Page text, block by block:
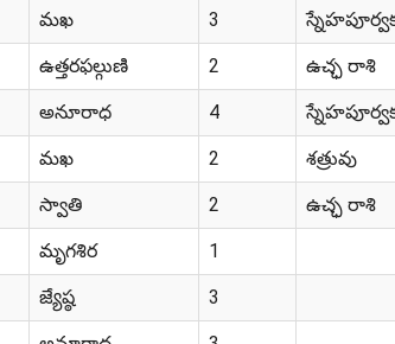
మఖ 3
ఉత్తరఫల్గుణి 2 ఉచ్ఛ రాశి
అనూరాధ 4
మఖ 2 శత్రువు
స్వాతి 2 ఉచ్ఛ రాశి
మృగశిర 1
జ్యేష్ఠ 3